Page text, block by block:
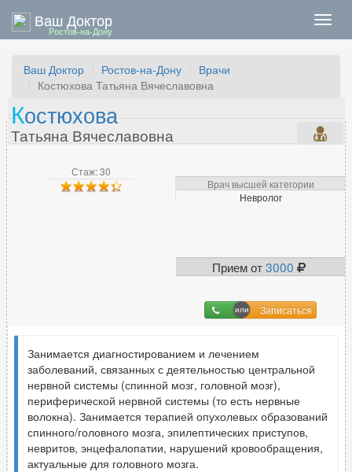
Ваш Доктор
Ростов-на-Дону
Ваш Доктор Ростов-на-Дону
Врачи
Костюхова Татьяна Вячеславовна
Стаж: 30
Врач высшей категории
Невролог
Прием от3000
Записаться
Костюхова
Татьяна Вячеславовна
Занимается диагностированием и лечением
заболеваний, связанных с деятельностью центральной
нервной системы (спинной мозг, головной мозг),
периферической нервной системы (то есть нервные
волокна). Занимается терапией опухолевых образований
спинного/головного мозга, эпилептических приступов,
невритов, энцефалопатии, нарушений кровообращения,
актуальные для головного мозга.